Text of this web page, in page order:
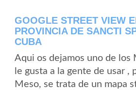
GOOGLE STREET VIEW
PROVINCIA DE SANCTI
CUBA
Aqui os dejamos uno de los
le gusta a la gente de usar ,
Meso, se trata de un mapa